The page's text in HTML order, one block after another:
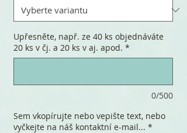
Upřesněte, např. ze 40 ks objednáváte
20 ks v čj. a 20 ks v aj. apod. *
0/500
Sem vkopírujte nebo vepište text, nebo
vyčkejte na náš kontaktní e-mail... *